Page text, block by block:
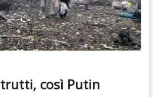
così Putin